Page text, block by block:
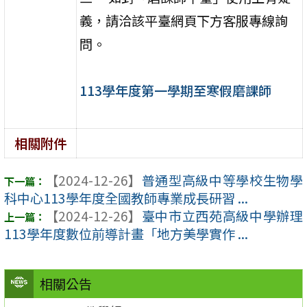
相關公告
義，請洽該平臺網頁下方客服專線詢
問。
113學年度第一學期至寒假磨課師
相關附件
【2024-12-26】 普通型高級中等學校生物學
科中心113學年度全國教師專業成長研習 ...
【2024-12-26】 臺中市立西苑高級中學辦理
113學年度數位前導計畫「地方美學實作 ...